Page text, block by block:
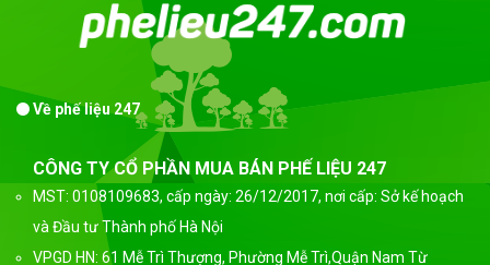
Về phế liệu 247
CÔNG TY CỔ PHẦN MUA BÁN PHẾ LIỆU 247
MST: 0108109683, cấp ngày: 26/12/2017, nơi cấp: Sở kế hoạch
và Đầu tư Thành phố Hà Nội
VPGD HN: 61 Mễ Trì Thượng, Phường Mễ Trì,Quận Nam Từ